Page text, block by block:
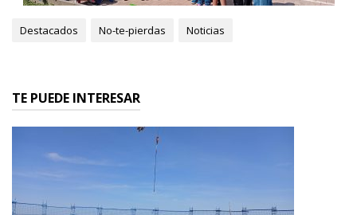
Destacados No-te-pierdas Noticias
TE PUEDE INTERESAR